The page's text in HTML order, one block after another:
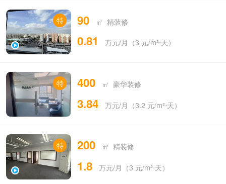
特 90 ㎡ 精装修
0.81 万元/月（3 元/m²⋅天）
特 400 ㎡ 豪华装修
3.84 万元/月（3.2 元/m²⋅天）
特 200 ㎡ 精装修
1.8 万元/月（3 元/m²⋅天）